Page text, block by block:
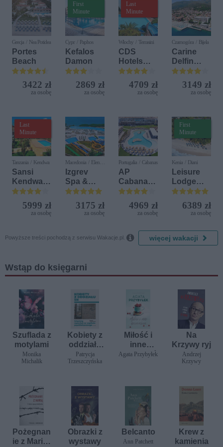
Grecja / Nea Potidea
Portes
Beach
3422 zł
za osobę
First
Minute
Cypr / Paphos
Kefalos
Damon
2869 zł
za osobę
Last
Minute
Włochy / Terrasini
CDS
Hotels
Terrasini
(ex. Citta
del Mare)
4709 zł
za osobę
Czarnogóra / Bijela
Carine
Delfin
Bijela (ex.
Iberostar
Bijela
3149 zł
za osobę
Last
Minute
Tanzania / Kendwa
Sansi
Kendwa
Beach
Resort
5999 zł
za osobę
Macedonia / Elen
Kamen
Izgrev
Spa &
Aquapark
3175 zł
za osobę
Portugalia / Cabanas
AP
Cabanas
Beach &
Nature
4969 zł
za osobę
First
Minute
Kenia / Diani
Leisure
Lodge
Beach &
Golf
Resort by
Diamonds
6389 zł
za osobę
Powyższe treści pochodzą z serwisu Wakacje.pl.  więcej wakacji
Wstąp do księgarni
Szuflada z
motylami
Monika
Michalik
Kobiety z
oddziału
5B.
Intymny
psychiatr
ycznego
Patrycja
Trzeszczyńska
Miłość i
inne
nieszczęś
Agata Przybyłek
Na
Krzywy ryj
Andrzej
Krzywy
Pożegnan
ie z Marią i
Obrazki z
wystawy
Belcanto
Ann Patchett
Krew z
kamienia